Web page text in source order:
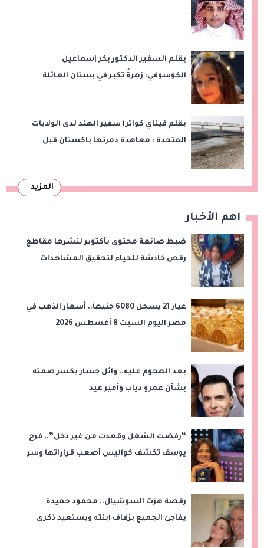
بقلم السفير الدكتور بكر إسماعيل
الكوسوفي: زهرةٌ تكبر في بستان العائلة
بقلم فيناي كواترا سفير الهند لدى الولايات
المتحدة : معاهدة دمرتها باكستان قبل
المزيد
اهم الأخبار
ضبط صانعة محتوى بأكتوبر لنشرها مقاطع
رقص خادشة للحياء لتحقيق المشاهدات
عيار 21 يسجل 6080 جنيها.. أسعار الذهب في
مصر اليوم السبت 8 أغسطس 2026
بعد الهجوم عليه.. وائل جسار يكسر صمته
بشأن عمرو دياب وأمير عيد
“رفضت الشغل وقعدت من غير دخل”.. فرح
يوسف تكشف كواليس أصعب قراراتها وسر
رقصة هزت السوشيال.. محمود حميدة
يفاجئ الجميع بزفاف ابنته ويستعيد ذكرى